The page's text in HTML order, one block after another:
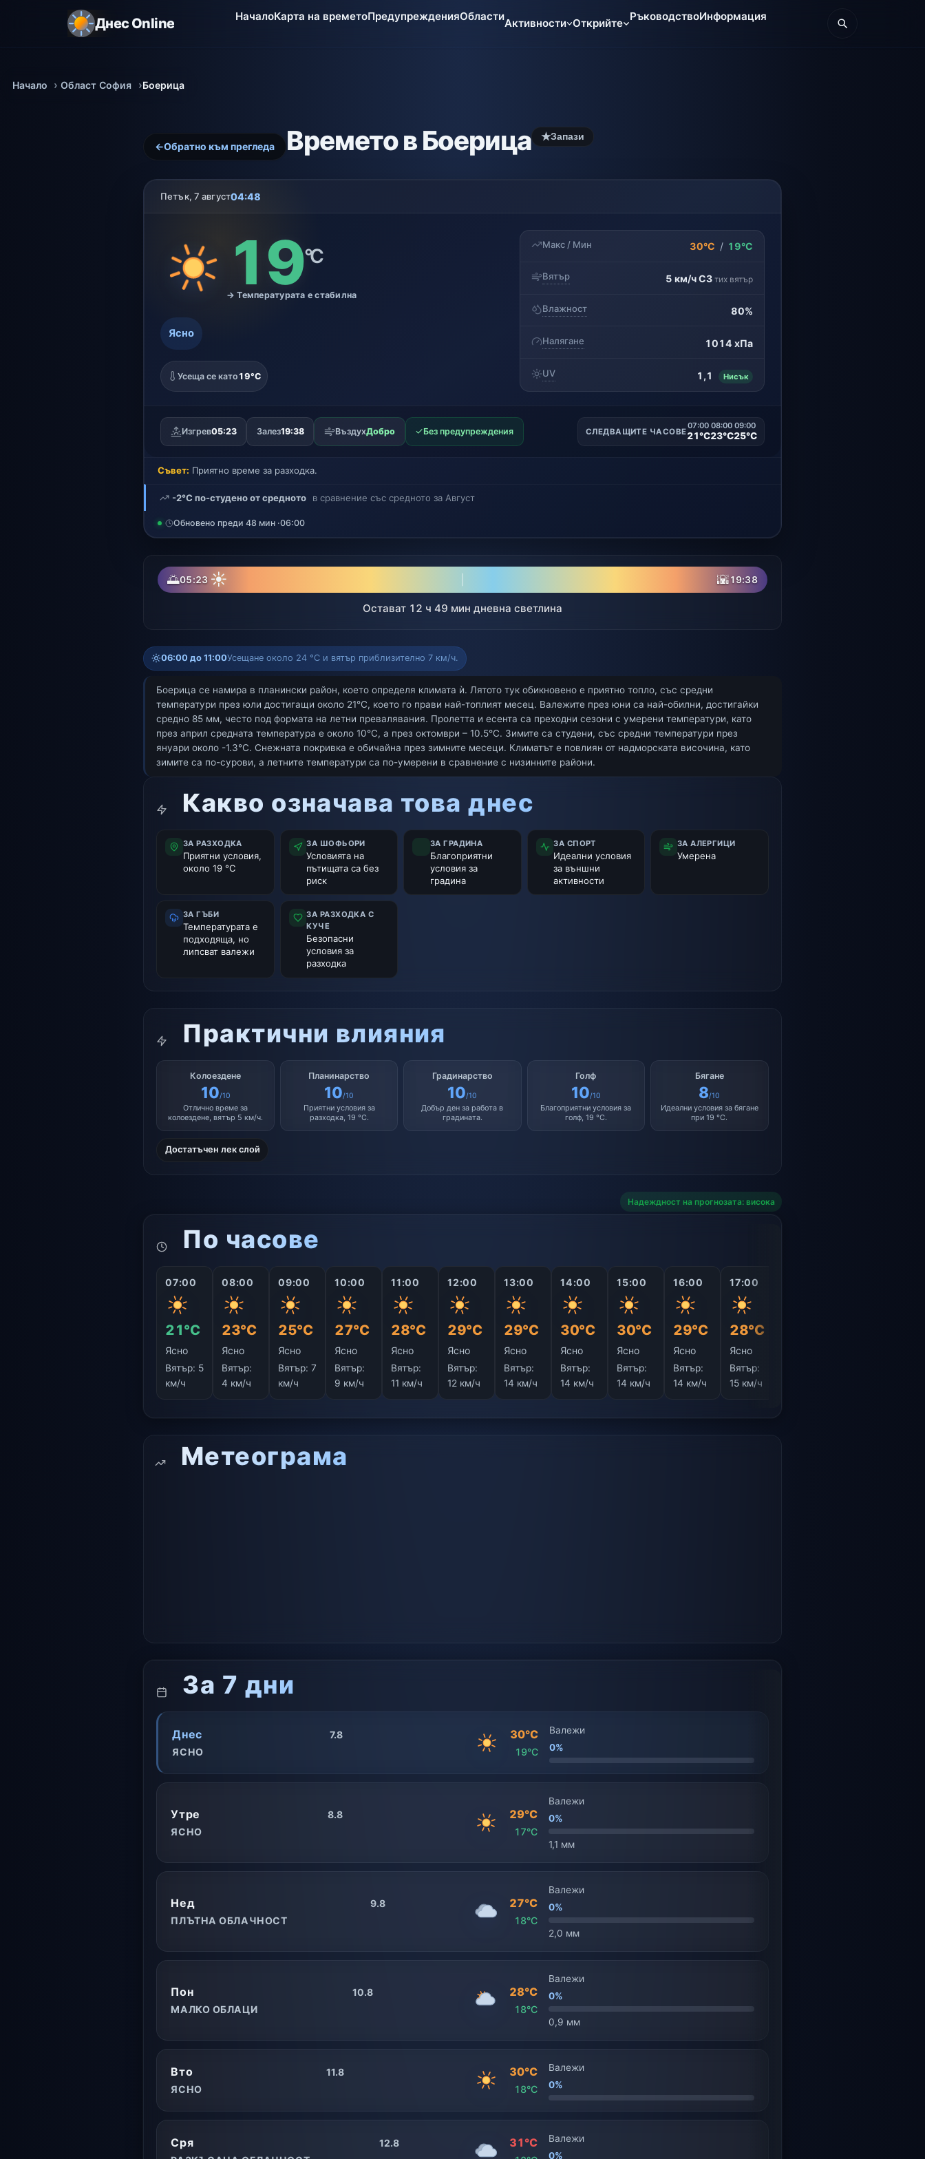
Днес Online НачалоКарта на времетоПредупрежденияОбласти
Активности Открийте
РъководствоИнформация
Начало Област София Боерица
←Обратно към прегледа Времето в Боерица ★Запази
Петък, 7 август04:48
19°C
→ Температурата е стабилна
Ясно
Усеща се като 19°C
Макс / Мин 30°C / 19°C
Вятър 5 км/чСЗ тих вятър
Влажност 80%
Налягане 1014 хПа
UV 1,1 Нисък
Изгрев05:23 Залез19:38 ВъздухДобро ✓Без предупреждения СЛЕДВАЩИТЕ ЧАСОВЕ
07:00
21°C
08:00
23°C
09:00
25°C
Съвет: Приятно време за разходка.
-2°C по-студено от средното в сравнение със средното за Август
Обновено преди 48 мин ·06:00
🌅05:23 ☀ 🌇19:38
Остават 12 ч 49 мин дневна светлина
06:00 до 11:00Усещане около 24 °C и вятър приблизително 7 км/ч.
Боерица се намира в планински район, което определя климата ѝ. Лятото тук обикновено е приятно топло, със средни
температури през юли достигащи около 21°C, което го прави най-топлият месец. Валежите през юни са най-обилни, достигайки
средно 85 мм, често под формата на летни превалявания. Пролетта и есента са преходни сезони с умерени температури, като
през април средната температура е около 10°C, а през октомври – 10.5°C. Зимите са студени, със средни температури през
януари около -1.3°C. Снежната покривка е обичайна през зимните месеци. Климатът е повлиян от надморската височина, като
зимите са по-сурови, а летните температури са по-умерени в сравнение с низинните райони.
Какво означава това днес
ЗА РАЗХОДКА
Приятни условия,
около 19 °C
ЗА ШОФЬОРИ
Условията на
пътищата са без
риск
ЗА ГРАДИНА
Благоприятни
условия за
градина
ЗА СПОРТ
Идеални условия
за външни
активности
ЗА АЛЕРГИЦИ
Умерена
ЗА ГЪБИ
Температурата е
подходяща, но
липсват валежи
ЗА РАЗХОДКА С
КУЧЕ
Безопасни
условия за
разходка
Практични влияния
Колоездене
10/10
Отлично време за
колоездене, вятър 5 км/ч.
Планинарство
10/10
Приятни условия за
разходка, 19 °C.
Градинарство
10/10
Добър ден за работа в
градината.
Голф
10/10
Благоприятни условия за
голф, 19 °C.
Бягане
8/10
Идеални условия за бягане
при 19 °C.
Достатъчен лек слой
Надеждност на прогнозата: висока
По часове
07:00
21°C
Ясно
Вятър: 5
км/ч
08:00
23°C
Ясно
Вятър:
4 км/ч
09:00
25°C
Ясно
Вятър:7
км/ч
10:00
27°C
Ясно
Вятър:
9 км/ч
11:00
28°C
Ясно
Вятър:
11 км/ч
12:00
29°C
Ясно
Вятър:
12 км/ч
13:00
29°C
Ясно
Вятър:
14 км/ч
14:00
30°C
Ясно
Вятър:
14 км/ч
15:00
30°C
Ясно
Вятър:
14 км/ч
16:00
29°C
Ясно
Вятър:
14 км/ч
17:00
28°C
Ясно
Вятър:
15 км/ч
Метеограма
За 7 дни
Днес
7.8
ЯСНО
30°C
19°C
Валежи
0%
Утре
8.8
ЯСНО
29°C
17°C
Валежи
0%
1,1 мм
Нед
9.8
ПЛЪТНА ОБЛАЧНОСТ
27°C
18°C
Валежи
0%
2,0 мм
Пон
10.8
МАЛКО ОБЛАЦИ
28°C
18°C
Валежи
0%
0,9 мм
Вто
11.8
ЯСНО
30°C
18°C
Валежи
0%
Сря
12.8
31°C
Валежи
0%